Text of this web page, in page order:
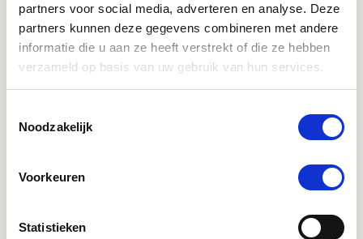
partners voor social media, adverteren en analyse. Deze
partners kunnen deze gegevens combineren met andere
informatie die u aan ze heeft verstrekt of die ze hebben
verzameld op basis van uw gebruik van hun services.
Noodzakelijk
Voorkeuren
Statistieken
Klantenservice bereikbaarheid:
Ma - Vrij 8:30 - 17:30 uur
Direct advies